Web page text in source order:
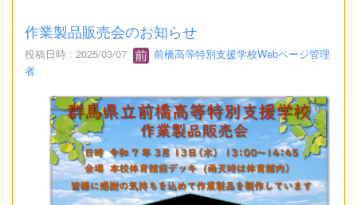
作業製品販売会のお知らせ
投稿日時 : 2025/03/07
前橋高等特別支援学校Webページ管理
者